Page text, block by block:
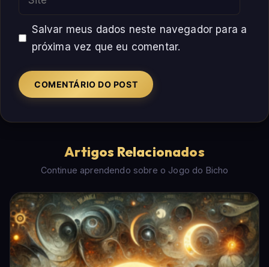
Salvar meus dados neste navegador para a
próxima vez que eu comentar.
Artigos Relacionados
Continue aprendendo sobre o Jogo do Bicho